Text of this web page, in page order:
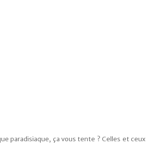
paradisiaque, ça vous tente ? Celles et